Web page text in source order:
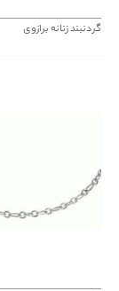
گردنبند زنانه برازوی